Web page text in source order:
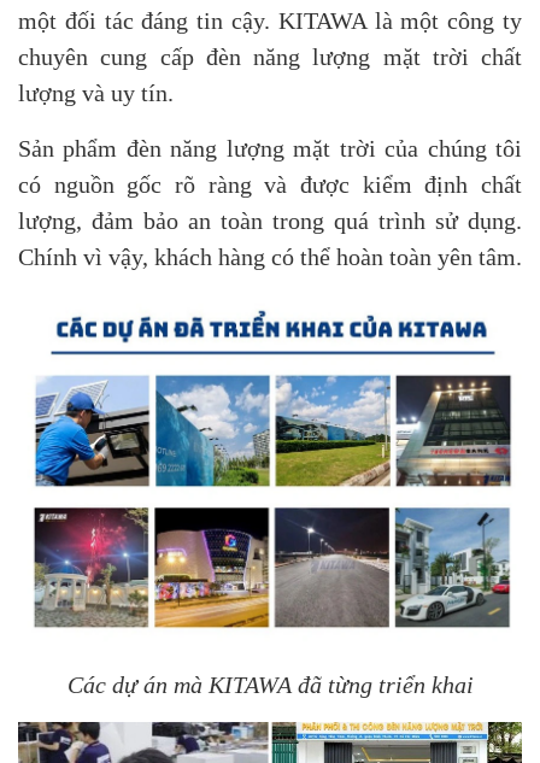
một đối tác đáng tin cậy. KITAWA là một công ty
chuyên cung cấp đèn năng lượng mặt trời chất
lượng và uy tín.
Sản phẩm đèn năng lượng mặt trời của chúng tôi
có nguồn gốc rõ ràng và được kiểm định chất
lượng, đảm bảo an toàn trong quá trình sử dụng.
Chính vì vậy, khách hàng có thể hoàn toàn yên tâm.
Các dự án mà KITAWA đã từng triển khai